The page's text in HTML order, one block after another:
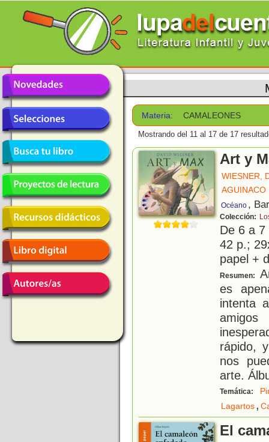
Materia: CAMALEONES
Mostrando del 11 al 17 de 17
Art y
WIESNER,
AGUINACO
Océano ,
Colección:
De 6 a
42 p.;
papel +
Resumen:
es
intenta
rápido,
nos
arte.
Temática:
Lagartos,
El